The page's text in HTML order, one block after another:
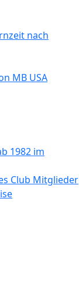
nach
MB USA
1982 im
Club Mitglieder